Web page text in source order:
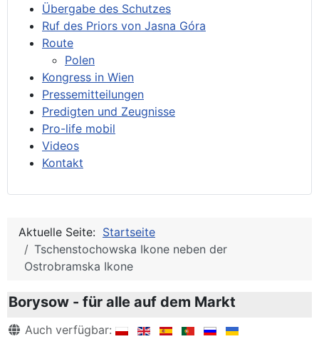
Übergabe des Schutzes
Ruf des Priors von Jasna Góra
Route
Polen
Kongress in Wien
Pressemitteilungen
Predigten und Zeugnisse
Pro-life mobil
Videos
Kontakt
Aktuelle Seite: Startseite
Tschenstochowska Ikone neben der
Ostrobramska Ikone
Borysow - für alle auf dem Markt
DetailsAuch verfügbar: